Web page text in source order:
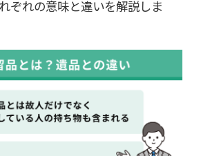
分する3つの手順
品の仕分けを行う
る遺留品を分別する
応じて適切な処分を行う
ぞれの意味と違いを解説しま